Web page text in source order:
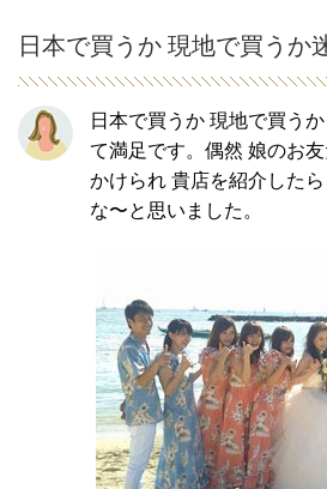
日本で買うか 現地で買うか
日本で買うか 現地で買う
て満足です。偶然 娘のお
かけられ 貴店を紹介した
な〜と思いました。